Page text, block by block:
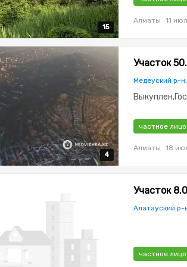
15
15
15
15
15
Алматы 11
4
4
4
4
Участок
Медеуский р-
частное лицо
Алматы 18
Участок
Алатауский
частное лицо